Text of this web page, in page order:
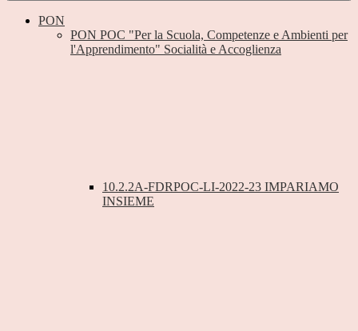
PON
PON POC "Per la Scuola, Competenze e Ambienti per
l'Apprendimento" Socialità e Accoglienza
10.2.2A-FDRPOC-LI-2022-23 IMPARIAMO
INSIEME